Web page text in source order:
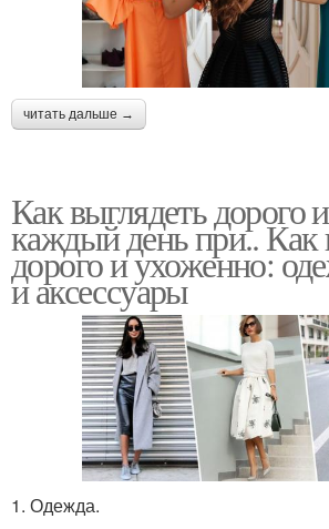
читать дальше →
Как выглядеть дорого
каждый день при.. Как
дорого и ухоженно:
и аксессуары
1. Одежда.